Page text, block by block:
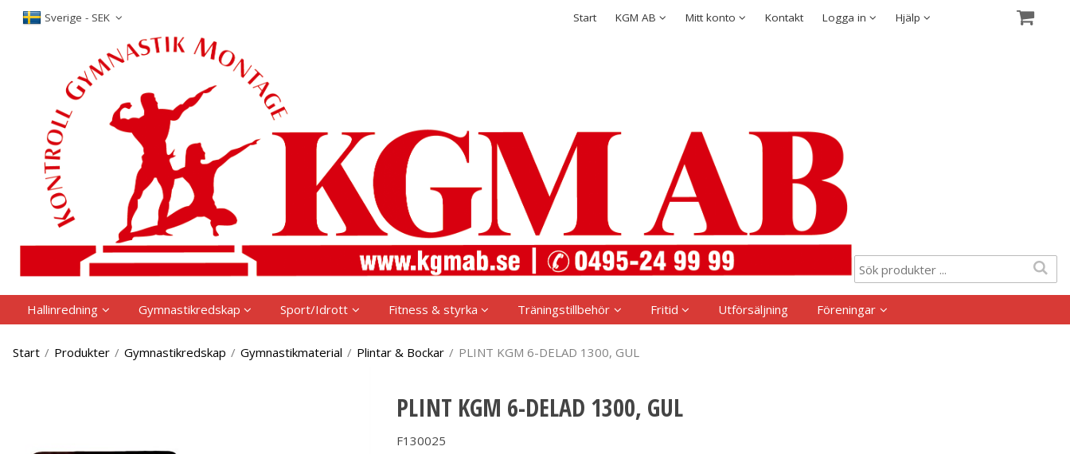
Sverige - SEK Start KGM AB
Integritetspolicy Mitt konto Kontakt Logga in
Kom ihåg mig
Glömt ditt lösenord?
Skapa nytt konto
Hjälp
Säkerhet & Cookies
Hallinredning Gymnastikredskap Sport/Idrott Fitness & styrka Träningstillbehör Fritid Utförsäljning Föreningar
Start / Produkter / Gymnastikredskap / Gymnastikmaterial / Plintar & Bockar / PLINT KGM 6-DELAD 1300, GUL
PLINT KGM 6-DELAD 1300, GUL
F130025